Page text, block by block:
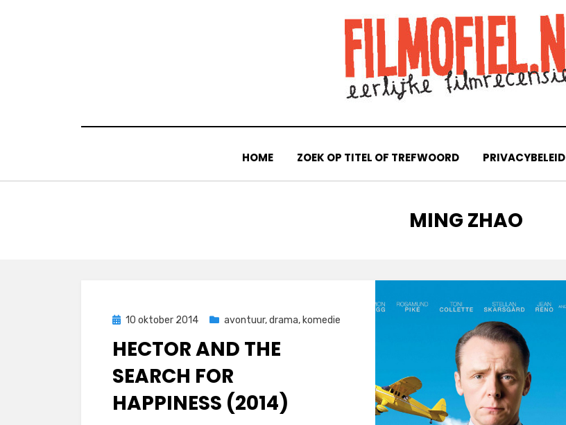
HOME ZOEK OP TITEL OF TREFWOORD PRIVACYBELEID
TAG
:
MING ZHAO
Geplaatst
10 oktober 2014 avontuur,drama, komedie
HECTOR AND THE
SEARCH FOR
HAPPINESS (2014)